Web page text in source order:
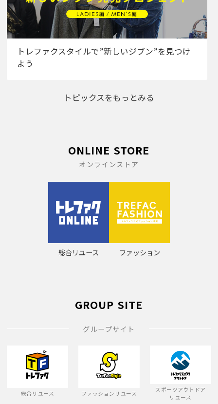
トレファクスタイルで”新しいジブン”を見つけ
よう
トピックスをもっとみる
ONLINE STORE
オンラインストア
総合リユース ファッション
GROUP SITE
グループサイト
総合リユース ファッションリユース
スポーツアウトドア
リユース